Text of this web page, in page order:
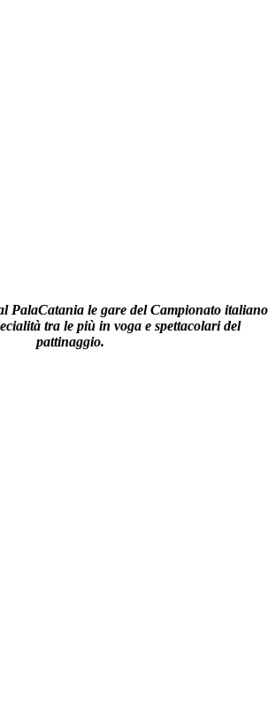
PalaCatania le gare del Campionato italiano
tra le più in voga e spettacolari del
pattinaggio.